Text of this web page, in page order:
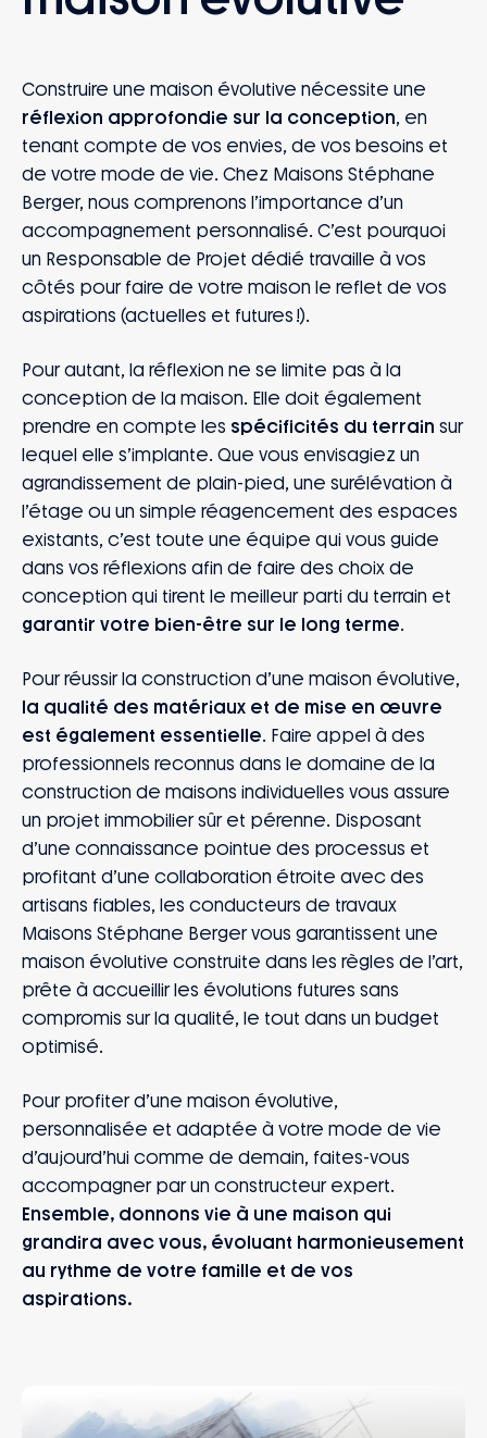
Construire une maison évolutive nécessite une
réflexion approfondie sur la conception, en
tenant compte de vos envies, de vos besoins et
de votre mode de vie. Chez Maisons Stéphane
Berger, nous comprenons l’importance d’un
accompagnement personnalisé. C’est pourquoi
un Responsable de Projet dédié travaille à vos
côtés pour faire de votre maison le reflet de vos
aspirations (actuelles et futures !).
Pour autant, la réflexion ne se limite pas à la
conception de la maison. Elle doit également
prendre en compte les spécificités du terrain sur
lequel elle s’implante. Que vous envisagiez un
agrandissement de plain-pied, une surélévation à
l’étage ou un simple réagencement des espaces
existants, c’est toute une équipe qui vous guide
dans vos réflexions afin de faire des choix de
conception qui tirent le meilleur parti du terrain et
garantir votre bien-être sur le long terme.
Pour réussir la construction d’une maison évolutive,
la qualité des matériaux et de mise en œuvre
est également essentielle. Faire appel à des
professionnels reconnus dans le domaine de la
construction de maisons individuelles vous assure
un projet immobilier sûr et pérenne. Disposant
d’une connaissance pointue des processus et
profitant d’une collaboration étroite avec des
artisans fiables, les conducteurs de travaux
Maisons Stéphane Berger vous garantissent une
maison évolutive construite dans les règles de l’art,
prête à accueillir les évolutions futures sans
compromis sur la qualité, le tout dans un budget
optimisé.
Pour profiter d’une maison évolutive,
personnalisée et adaptée à votre mode de vie
d’aujourd’hui comme de demain, faites-vous
accompagner par un constructeur expert.
Ensemble, donnons vie à une maison qui
grandira avec vous, évoluant harmonieusement
au rythme de votre famille et de vos
aspirations.